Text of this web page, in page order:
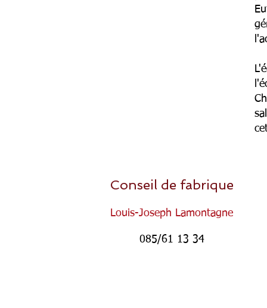
Conseil de fabrique
Louis-Joseph Lamontagne
085/61 13 34